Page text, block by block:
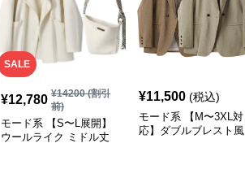
SALE
¥12,780 ¥14200(割引
前)
モード系 【S〜L展開】
ウールライク ミドル丈
¥11,500 (税込)
モード系 【M〜3XL対
応】ダブルブレスト風